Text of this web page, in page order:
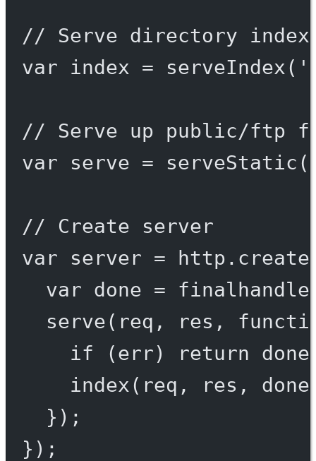
// Serve directory
var index = serveIndex (
// Serve up public/ftp
var serve = serveStatic (
// Create server
var server = http.
var done =
serve(req, res,
if (err) return done
index (req, res,
});
});